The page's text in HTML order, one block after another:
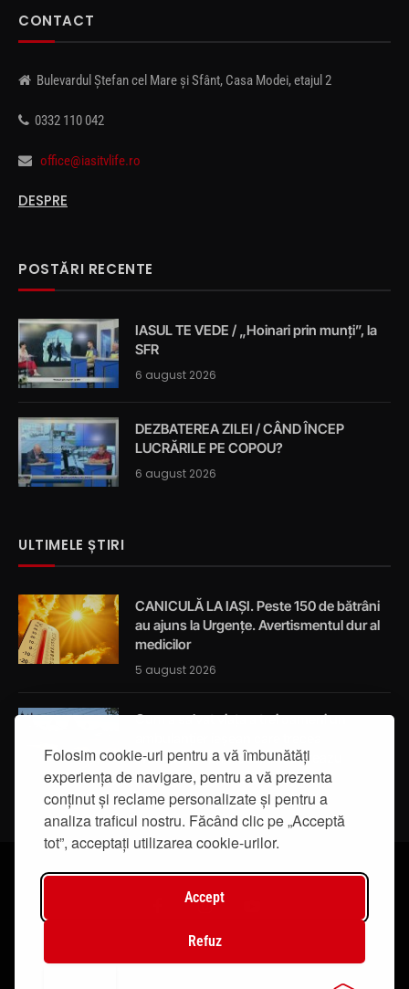
Folosim cookie-uri pentru a vă îmbunătăți
experiența de navigare, pentru a vă prezenta
conținut și reclame personalizate și pentru a
analiza traficul nostru. Făcând clic pe „Acceptă
tot”, acceptați utilizarea cookie-urilor.
Accept
Refuz
CONTACT
Bulevardul Ștefan cel Mare și Sfânt, Casa Modei, etajul 2
0332 110 042
office@iasitvlife.ro
DESPRE
POSTĂRI RECENTE
IASUL TE VEDE / „Hoinari prin munți”, la
SFR
6 august 2026
DEZBATEREA ZILEI / CÂND ÎNCEP
LUCRĂRILE PE COPOU?
6 august 2026
ULTIMELE ȘTIRI
CANICULĂ LA IAȘI. Peste 150 de bătrâni
au ajuns la Urgențe. Avertismentul dur al
medicilor
5 august 2026
Cum a salvat viața a trei oameni un
întâmplător prin localitatea Breazu
5 august 2026
© 2019 - IasiTV Life. Toate drepturile rezervate.